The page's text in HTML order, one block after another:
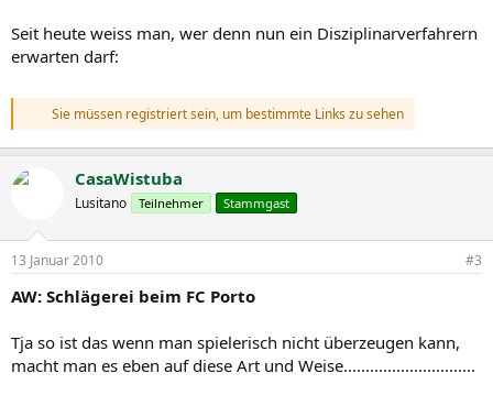
Seit heute weiss man, wer denn nun ein Disziplinarverfahrern
erwarten darf:
Sie müssen registriert sein, um bestimmte Links zu sehen
CasaWistuba
Lusitano Teilnehmer Stammgast
13 Januar 2010 #3
AW: Schlägerei beim FC Porto
Tja so ist das wenn man spielerisch nicht überzeugen kann,
macht man es eben auf diese Art und Weise..............................